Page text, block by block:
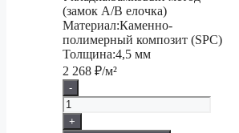
(замок A/B елочка)
Материал:Каменно-
полимерный композит (SPC)
Толщина:4,5 мм
2 268 ₽/м²
-
+